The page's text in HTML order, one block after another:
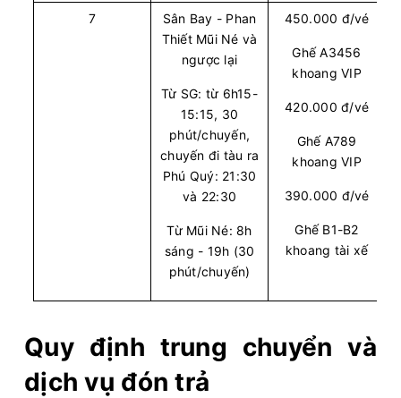
Văn phòng Vũng Tàu Văn phòng Quận 1
Còn trống: 6 Chọn mua
14:00(2 giờ)
Văn phòng Vũng Tàu Văn phòng Quận 1
Limousine 9 chỗ
Còn trống:5 Chọn mua
Văn phòng Vũng Tàu Văn phòng Quận 1
Vie Limousine
7
Sân Bay - Phan
Thiết Mũi Né và
ngược lại
Từ SG: từ 6h15-
15:15, 30
phút/chuyến,
chuyến đi tàu ra
Phú Quý: 21:30
và 22:30
Từ Mũi Né: 8h
sáng - 19h (30
phút/chuyến)
450.000 đ/vé
Ghế A3456
khoang VIP
420.000 đ/vé
Ghế A789
khoang VIP
390.000 đ/vé
Ghế B1-B2
khoang tài xế
Quy định trung chuyển và
dịch vụ đón trả